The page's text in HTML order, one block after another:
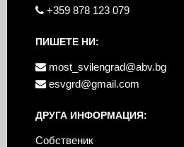
+359 878 123 079
ПИШЕТЕ НИ:
most_svilengrad@abv.bg
esvgrd@gmail.com
ДРУГА ИНФОРМАЦИЯ:
Собственик